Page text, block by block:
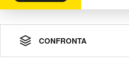
CONFRONTA